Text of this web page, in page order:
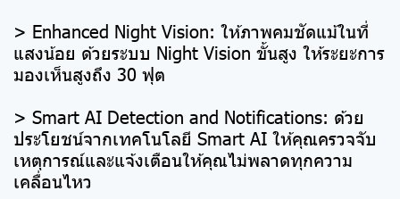
> Enhanced Night Vision: ให้ภาพคมชัดแม้ในที่
แสงน้อย ด้วยระบบ Night Vision ขั้นสูง ให้ระยะการ
มองเห็นสูงถึง 30 ฟุต
> Smart AI Detection and Notifications: ด้วย
ประโยชน์จากเทคโนโลยี Smart AI ให้คุณครวจจับ
เหตุการณ์และแจ้งเตือนให้คุณไม่พลาดทุกความ
เคลื่อนไหว